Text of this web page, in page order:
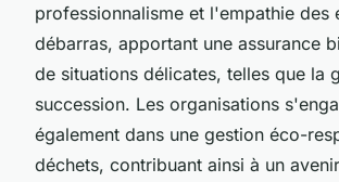
professionnalisme et l'empathie des
débarras, apportant une assurance
de situations délicates, telles que la
succession. Les organisations
également dans une gestion éco-
déchets, contribuant ainsi à un